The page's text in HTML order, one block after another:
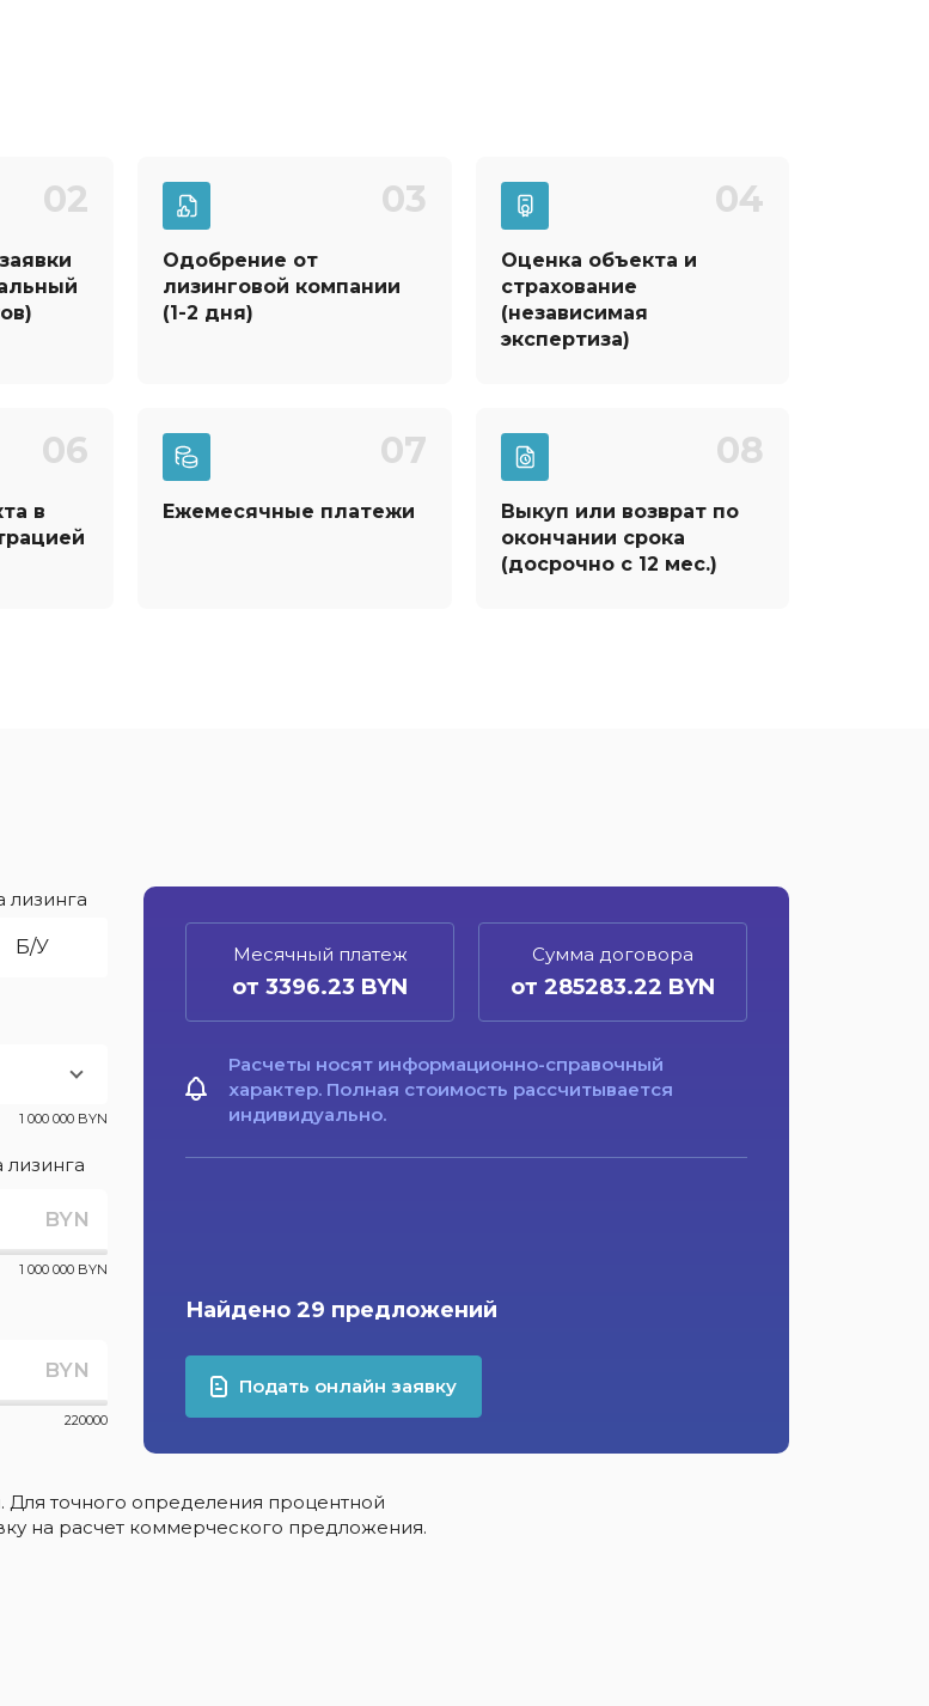
02 03
Одобрение от
лизинговой компании
(1-2 дня)
04
Оценка объекта и
страхование
(независимая
экспертиза)
06
в
07
Ежемесячные платежи
08
Выкуп или возврат по
окончании срока
(досрочно с 12 мес.)
лизинга
Б/У
1 000 000 BYN
лизинга
BYN
1 000 000 BYN
BYN
220000
Месячный платеж
от 3396.23 BYN
Сумма договора
от 285283.22 BYN
Расчеты носят информационно-справочный
характер. Полная стоимость рассчитывается
индивидуально.
Найдено 29 предложений
Подать онлайн заявку
. Для точного определения процентной
на расчет коммерческого предложения.